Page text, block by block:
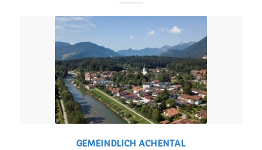
GEMEINDLICH ACHENTAL